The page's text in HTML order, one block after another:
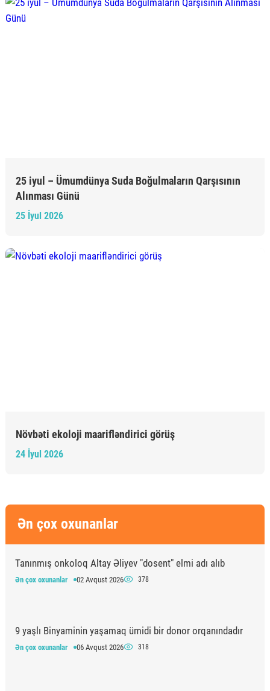
25 iyul – Ümumdünya Suda Boğulmaların Qarşısının
Alınması Günü
25 İyul 2026
Növbəti ekoloji maarifləndirici görüş
24 İyul 2026
Ən çox oxunanlar
Tanınmış onkoloq Altay Əliyev "dosent" elmi adı alıb
Ən çox oxunanlar 02 Avqust 2026 378
9 yaşlı Binyaminin yaşamaq ümidi bir donor orqanındadır
Ən çox oxunanlar 06 Avqust 2026 318